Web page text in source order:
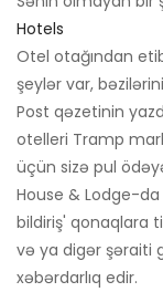
Hotels
Otel otağından
şeylər var,
Post qəzetinin
otelleri Tramp
üçün sizə pul
House & Lodge-
bildiriş' qonaqlara
və ya digər şəraiti
xəbərdarlıq edir.